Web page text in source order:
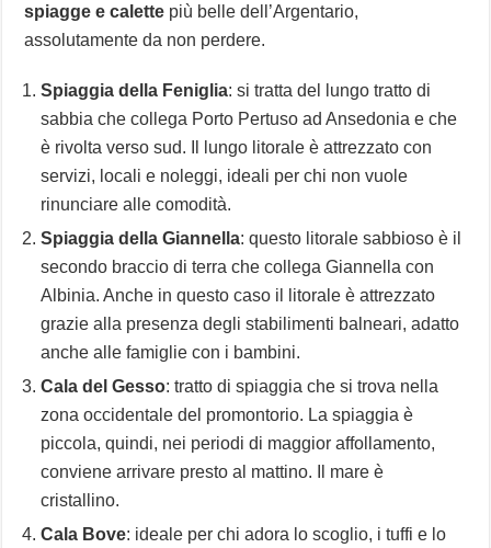
spiagge e calette più belle dell’Argentario,
assolutamente da non perdere.
Spiaggia della Feniglia: si tratta del lungo tratto di
sabbia che collega Porto Pertuso ad Ansedonia e che
è rivolta verso sud. Il lungo litorale è attrezzato con
servizi, locali e noleggi, ideali per chi non vuole
rinunciare alle comodità.
Spiaggia della Giannella: questo litorale sabbioso è il
secondo braccio di terra che collega Giannella con
Albinia. Anche in questo caso il litorale è attrezzato
grazie alla presenza degli stabilimenti balneari, adatto
anche alle famiglie con i bambini.
Cala del Gesso: tratto di spiaggia che si trova nella
zona occidentale del promontorio. La spiaggia è
piccola, quindi, nei periodi di maggior affollamento,
conviene arrivare presto al mattino. Il mare è
cristallino.
Cala Bove: ideale per chi adora lo scoglio, i tuffi e lo